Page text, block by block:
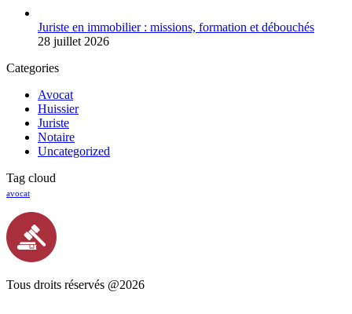
Juriste en immobilier : missions, formation et débouchés
28 juillet 2026
Categories
Avocat
Huissier
Juriste
Notaire
Uncategorized
Tag cloud
avocat
Tous droits réservés @2026